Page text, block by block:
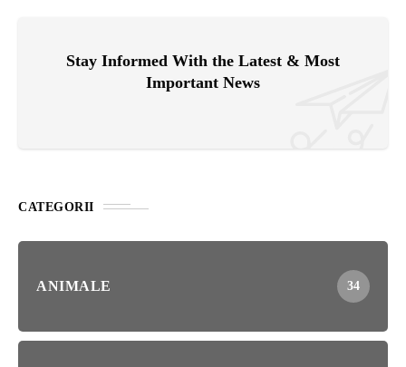
Stay Informed With the Latest & Most
Important News
CATEGORII
ANIMALE 34